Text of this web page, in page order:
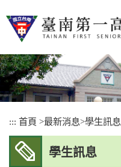
到
內
容
區
塊
::: 首頁 >最新消息>學生訊息
學生訊息